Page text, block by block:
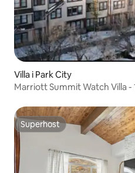
Villa i Park City
Marriott Summit Watch Villa -
Superhost
Superhost